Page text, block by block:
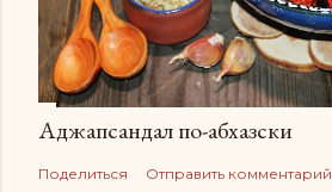
Аджапсандал по-абхазски
Поделиться Отправить комментарий